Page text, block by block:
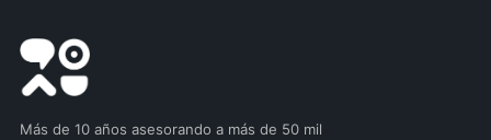
Más de 10 años asesorando a más de 50 mil